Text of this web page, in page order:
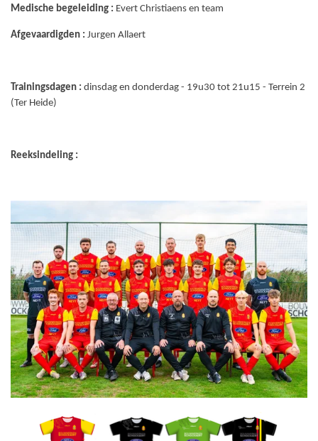
Medische begeleiding : Evert Christiaens en team
Afgevaardigden : Jurgen Allaert
Trainingsdagen : dinsdag en donderdag - 19u30 tot 21u15 - Terrein 2
(Ter Heide)
Reeksindeling :